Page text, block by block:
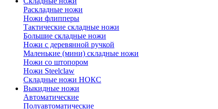
Раскладные ножи
Ножи флипперы
Тактические складные ножи
Большие складные ножи
Ножи с деревянной ручкой
Маленькие (мини) складные ножи
Ножи со штопором
Ножи Steelclaw
Складные ножи НОКС
Выкидные ножи
Автоматические
Полуавтоматические